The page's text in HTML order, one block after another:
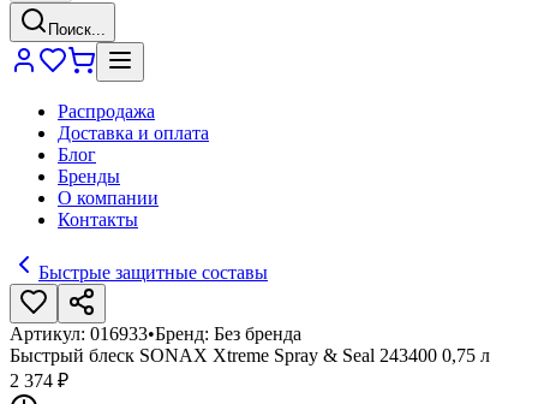
Поиск...
Распродажа
Доставка и оплата
Блог
Бренды
О компании
Контакты
Быстрые защитные составы
Артикул: 016933•Бренд: Без бренда
Быстрый блеск SONAX Xtreme Spray & Seal 243400 0,75 л
2 374 ₽